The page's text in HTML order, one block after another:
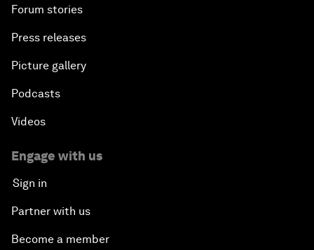
Forum stories
Press releases
Picture gallery
Podcasts
Videos
Engage with us
Sign in
Partner with us
Become a member